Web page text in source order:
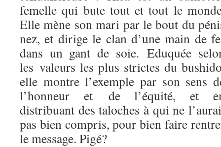
femelle qui bute tout et tout le
Elle mène son mari par le bout du
nez, et dirige le clan d’une main de
dans un gant de soie. Eduquée
les valeurs les plus strictes du
elle montre l’exemple par son sens
l’honneur et de l’équité, et
distribuant des taloches à qui ne
pas bien compris, pour bien faire
le message. Pigé?